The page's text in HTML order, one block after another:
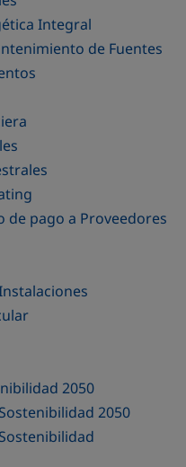
Integral
de Fuentes
de pago a Proveedores
2050
2050